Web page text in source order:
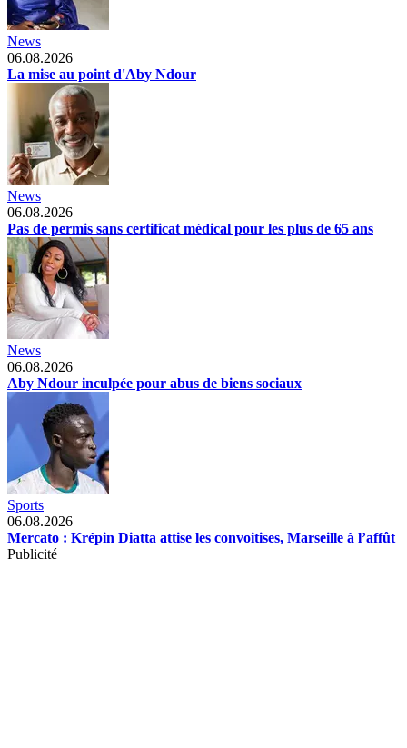
News
06.08.2026
La mise au point d'Aby Ndour
News
06.08.2026
Pas de permis sans certificat médical pour les plus de 65 ans
News
06.08.2026
Aby Ndour inculpée pour abus de biens sociaux
Sports
06.08.2026
Mercato : Krépin Diatta attise les convoitises, Marseille à l’affût
Publicité